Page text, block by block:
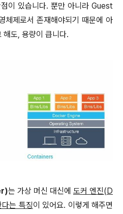
이 있습니다. 뿐만 아니라 Guest
체제로서 존재해야되기 때문에 아
도, 용량이 큽니다.
는 가상 머신 대신에 도커 엔진(D
는 특징이 있어요. 이렇게 해주면